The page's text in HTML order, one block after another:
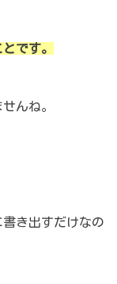
です。
んね。
き出すだけなの